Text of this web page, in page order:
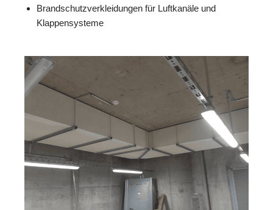
Brandschutzverkleidungen für Luftkanäle und
Klappensysteme